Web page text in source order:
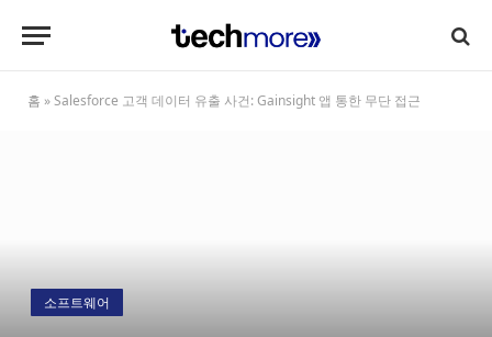
홈 »Salesforce 고객 데이터 유출 사건: Gainsight 앱 통한 무단 접근
소프트웨어